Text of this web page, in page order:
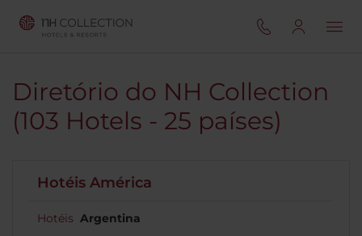
Diretório do NH Collection
(103 Hotels - 25 países)
Hotéis América
Hotéis Argentina